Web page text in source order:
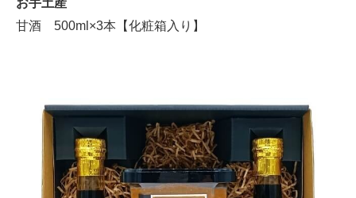
甘酒 500ml×3本【化粧箱入り】